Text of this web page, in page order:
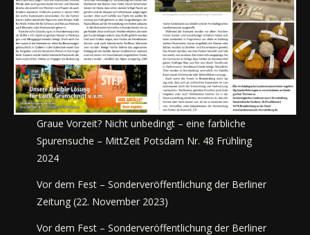
Graue Vorzeit? Nicht unbedingt – eine farbliche
Spurensuche – MittZeit Potsdam Nr. 48 Frühling
2024
Vor dem Fest – Sonderveröffentlichung der Berliner
Zeitung (22. November 2023)
Vor dem Fest – Sonderveröffentlichung der Berliner